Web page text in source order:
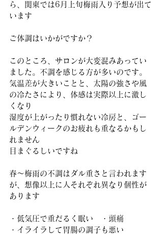
ら、関東では6月上旬梅雨入り予想が出て
います
ご体調はいかがですか？
このところ、サロンが大変混みあってい
ました。不調を感じる方が多いのです。
気温差が大きいことと、太陽の強さや風
の冷たさにより、体感は実際以上に激し
くなり
湿度が上がったり慣れない冷房と、ゴー
ルデンウィークのお疲れも重なるかもし
れません
目まぐるしいですね
春～梅雨の不調はダル重さと言われます
が、想像以上に人それぞれ異なり個性が
あります
・低気圧で重だるく眠い　・頭痛
・イライラして胃腸の調子も悪い